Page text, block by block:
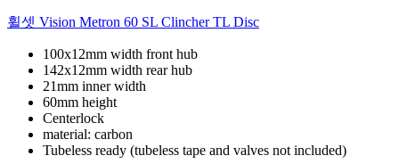
휠셋 Vision Metron 60 SL Clincher TL Disc
100x12mm width front hub
142x12mm width rear hub
21mm inner width
60mm height
Centerlock
material: carbon
Tubeless ready (tubeless tape and valves not included)